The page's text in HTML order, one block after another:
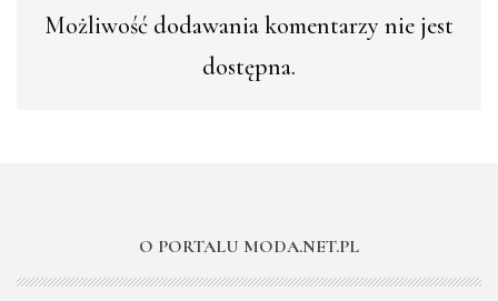
Możliwość dodawania komentarzy nie jest
dostępna.
O PORTALU MODA.NET.PL